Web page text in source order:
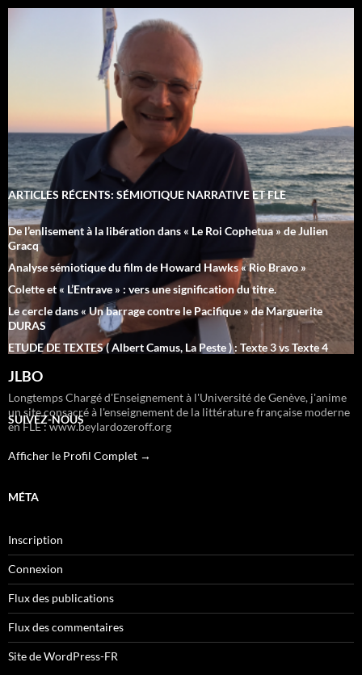
JLBO
Longtemps Chargé d'Enseignement à l'Université de Genève, j'anime
un site consacré à l'enseignement de la littérature française moderne
en FLE : www.beylardozeroff.org
Afficher le Profil Complet →
ARTICLES RÉCENTS: SÉMIOTIQUE NARRATIVE ET FLE
De l’enlisement à la libération dans « Le Roi Cophetua » de Julien
Gracq
Analyse sémiotique du film de Howard Hawks « Rio Bravo »
Colette et « L’Entrave » : vers une signification du titre.
Le cercle dans « Un barrage contre le Pacifique » de Marguerite
DURAS
ETUDE DE TEXTES ( Albert Camus, La Peste ) : Texte 3 vs Texte 4
SUIVEZ-NOUS
MÉTA
Inscription
Connexion
Flux des publications
Flux des commentaires
Site de WordPress-FR